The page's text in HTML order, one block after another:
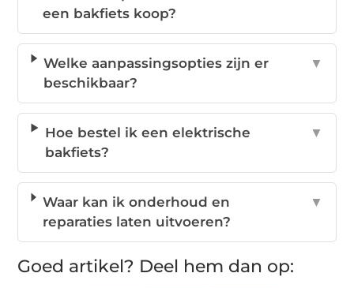
een bakfiets koop?
Welke aanpassingsopties zijn er
beschikbaar?
▼
Hoe bestel ik een elektrische
bakfiets?
▼
Waar kan ik onderhoud en
reparaties laten uitvoeren?
▼
Goed artikel? Deel hem dan op: